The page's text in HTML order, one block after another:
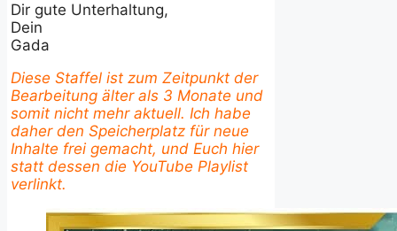
Dir gute Unterhaltung,
Dein
Gada
Diese Staffel ist zum Zeitpunkt der
Bearbeitung älter als 3 Monate und
somit nicht mehr aktuell. Ich habe
daher den Speicherplatz für neue
Inhalte frei gemacht, und Euch hier
statt dessen die YouTube Playlist
verlinkt.